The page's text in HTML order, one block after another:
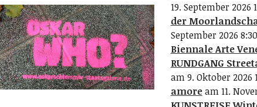
19. September 2026
der
September 2026 8:30
Biennale Arte
RUNDGANG
am 9. Oktober 2026
amoream 11.